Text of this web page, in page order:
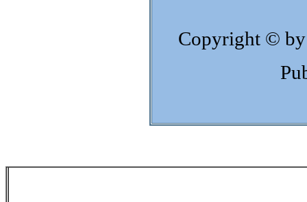
Copyright © by